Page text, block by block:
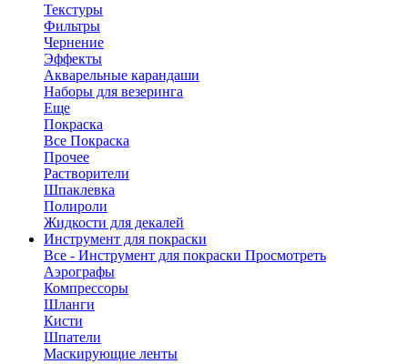
Текстуры
Фильтры
Чернение
Эффекты
Акварельные карандаши
Наборы для везеринга
Еще
Покраска
Все Покраска
Прочее
Растворители
Шпаклевка
Полироли
Жидкости для декалей
Инструмент для покраски
Все - Инструмент для покраски Просмотреть
Аэрографы
Компрессоры
Шланги
Кисти
Шпатели
Маскирующие ленты